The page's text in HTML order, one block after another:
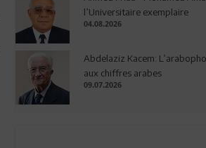
l’Universitaire exemplaire
04.08.2026
Abdelaziz Kacem:
aux chiffres arabes
09.07.2026